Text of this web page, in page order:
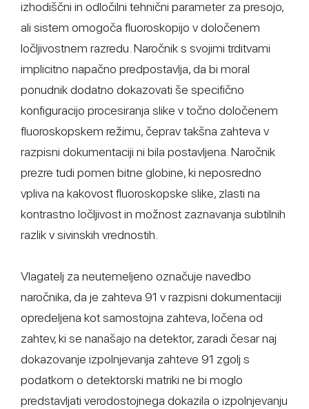
izhodiščni in odločilni tehnični parameter za presojo,
ali sistem omogoča fluoroskopijo v določenem
ločljivostnem razredu. Naročnik s svojimi trditvami
implicitno napačno predpostavlja, da bi moral
ponudnik dodatno dokazovati še specifično
konfiguracijo procesiranja slike v točno določenem
fluoroskopskem režimu, čeprav takšna zahteva v
razpisni dokumentaciji ni bila postavljena. Naročnik
prezre tudi pomen bitne globine, ki neposredno
vpliva na kakovost fluoroskopske slike, zlasti na
kontrastno ločljivost in možnost zaznavanja subtilnih
razlik v sivinskih vrednostih.
Vlagatelj za neutemeljeno označuje navedbo
naročnika, da je zahteva 91 v razpisni dokumentaciji
opredeljena kot samostojna zahteva, ločena od
zahtev, ki se nanašajo na detektor, zaradi česar naj
dokazovanje izpolnjevanja zahteve 91 zgolj s
podatkom o detektorski matriki ne bi moglo
predstavljati verodostojnega dokazila o izpolnjevanju